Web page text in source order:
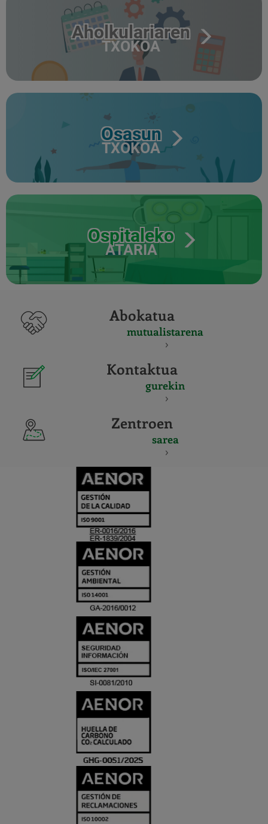
Aholkulariaren
TXOKOA
Osasun
TXOKOA
Ospitaleko
ATARIA
Abokatua
mutualistarena
Kontaktua
gurekin
Zentroen
sarea